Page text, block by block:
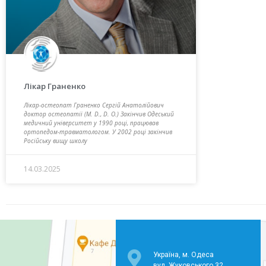
Лікар Граненко
Лікар-остеопат Граненко Сергій Анатолійович
доктор остеопатії (M. D., D. O.) Закінчив Одеський
медичний університет у 1990 році, працював
ортопедом-травматологом. У 2002 році закінчив
Російську вищу школу
14.03.2025
Україна, м. Одеса